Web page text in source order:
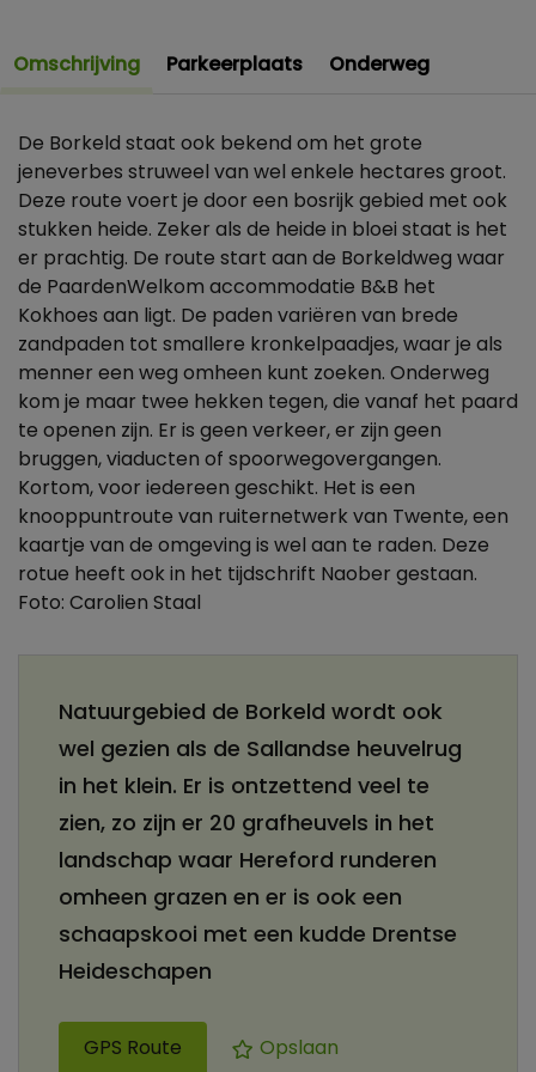
Omschrijving Parkeerplaats Onderweg
De Borkeld staat ook bekend om het grote
jeneverbes struweel van wel enkele hectares groot.
Deze route voert je door een bosrijk gebied met ook
stukken heide. Zeker als de heide in bloei staat is het
er prachtig. De route start aan de Borkeldweg waar
de PaardenWelkom accommodatie B&B het
Kokhoes aan ligt. De paden variëren van brede
zandpaden tot smallere kronkelpaadjes, waar je als
menner een weg omheen kunt zoeken. Onderweg
kom je maar twee hekken tegen, die vanaf het paard
te openen zijn. Er is geen verkeer, er zijn geen
bruggen, viaducten of spoorwegovergangen.
Kortom, voor iedereen geschikt. Het is een
knooppuntroute van ruiternetwerk van Twente, een
kaartje van de omgeving is wel aan te raden. Deze
rotue heeft ook in het tijdschrift Naober gestaan.
Foto: Carolien Staal
Natuurgebied de Borkeld wordt ook
wel gezien als de Sallandse heuvelrug
in het klein. Er is ontzettend veel te
zien, zo zijn er 20 grafheuvels in het
landschap waar Hereford runderen
omheen grazen en er is ook een
schaapskooi met een kudde Drentse
Heideschapen
GPS Route Opslaan